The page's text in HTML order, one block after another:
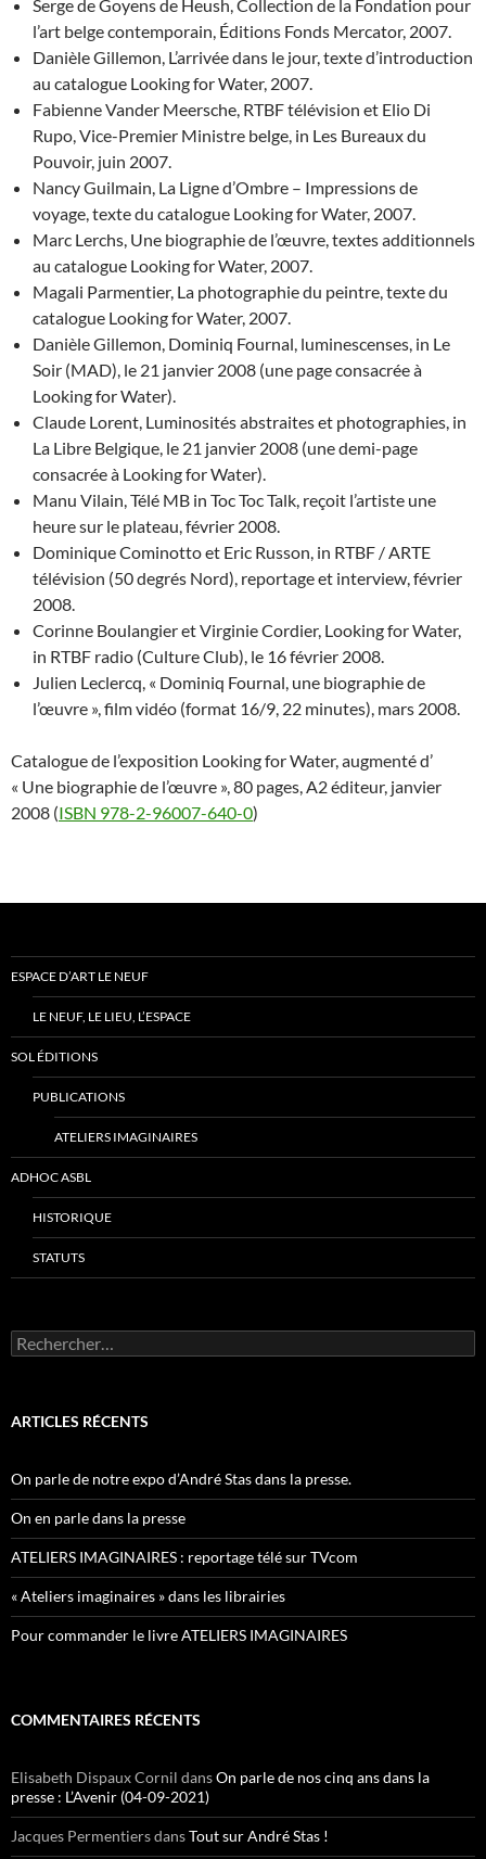
Serge de Goyens de Heush, Collection de la Fondation pour
l’art belge contemporain, Éditions Fonds Mercator, 2007.
Danièle Gillemon, L’arrivée dans le jour, texte d’introduction
au catalogue Looking for Water, 2007.
Fabienne Vander Meersche, RTBF télévision et Elio Di
Rupo, Vice-Premier Ministre belge, in Les Bureaux du
Pouvoir, juin 2007.
Nancy Guilmain, La Ligne d’Ombre – Impressions de
voyage, texte du catalogue Looking for Water, 2007.
Marc Lerchs, Une biographie de l’œuvre, textes additionnels
au catalogue Looking for Water, 2007.
Magali Parmentier, La photographie du peintre, texte du
catalogue Looking for Water, 2007.
Danièle Gillemon, Dominiq Fournal, luminescenses, in Le
Soir (MAD), le 21 janvier 2008 (une page consacrée à
Looking for Water).
Claude Lorent, Luminosités abstraites et photographies, in
La Libre Belgique, le 21 janvier 2008 (une demi-page
consacrée à Looking for Water).
Manu Vilain, Télé MB in Toc Toc Talk, reçoit l’artiste une
heure sur le plateau, février 2008.
Dominique Cominotto et Eric Russon, in RTBF / ARTE
télévision (50 degrés Nord), reportage et interview, février
2008.
Corinne Boulangier et Virginie Cordier, Looking for Water,
in RTBF radio (Culture Club), le 16 février 2008.
Julien Leclercq, « Dominiq Fournal, une biographie de
l’œuvre », film vidéo (format 16/9, 22 minutes), mars 2008.
Catalogue de l’exposition Looking for Water, augmenté d’
« Une biographie de l’œuvre », 80 pages, A2 éditeur, janvier
2008 (ISBN 978-2-96007-640-0)
ESPACE D’ART LE NEUF
LE NEUF, LE LIEU, L’ESPACE
SOL ÉDITIONS
PUBLICATIONS
ATELIERS IMAGINAIRES
ADHOC ASBL
HISTORIQUE
STATUTS
Rechercher :
ARTICLES RÉCENTS
On parle de notre expo d’André Stas dans la presse.
On en parle dans la presse
ATELIERS IMAGINAIRES : reportage télé sur TVcom
« Ateliers imaginaires » dans les librairies
Pour commander le livre ATELIERS IMAGINAIRES
COMMENTAIRES RÉCENTS
Elisabeth Dispaux Cornil dansOn parle de nos cinq ans dans la
presse : L’Avenir (04-09-2021)
Jacques PermentiersdansTout sur André Stas !